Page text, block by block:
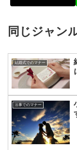
同じジャン
結婚式でのマナー
法事でのマナー